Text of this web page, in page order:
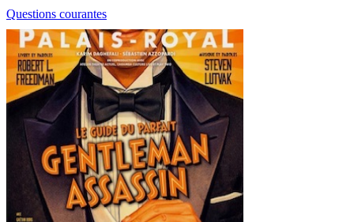
Questions courantes